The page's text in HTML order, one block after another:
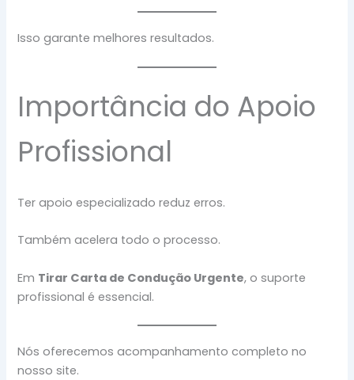
Isso garante melhores resultados.
Importância do Apoio
Profissional
Ter apoio especializado reduz erros.
Também acelera todo o processo.
Em Tirar Carta de Condução Urgente, o suporte
profissional é essencial.
Nós oferecemos acompanhamento completo no
nosso site.